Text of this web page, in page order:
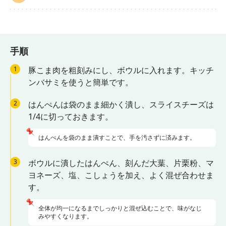
手順
1
豚こま肉を粗刻みにし、ボウルに入れます。キッチ
ンバサミを使うと簡単です。
2
はんぺんは袋のまま細かく潰し、スライスチーズは
1/4に切っておきます。
はんぺんを袋のまま潰すことで、手を汚さずに済みます。
📌
3
ボウルに潰したはんぺん、刻んだ大葉、片栗粉、マ
ヨネーズ、塩、こしょうを加え、よく混ぜ合わせま
す。
全体が均一になるまでしっかりと混ぜ込むことで、味がなじ
みやすくなります。
📌